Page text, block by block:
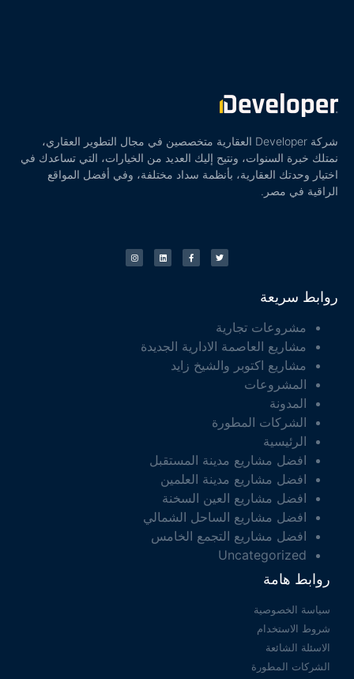
شركة Developer العقارية متخصصين في مجال التطوير العقاري،
نمتلك خبرة السنوات، ونتيح إليك العديد من الخيارات، التي تساعدك في
اختيار وحدتك العقارية، بأنظمة سداد مختلفة، وفي أفضل المواقع
الراقية في مصر.
روابط سريعة
مشروعات تجارية
مشاريع العاصمة الادارية الجديدة
مشاريع اكتوبر والشيخ زايد
المشروعات
المدونة
الشركات المطورة
الرئيسية
افضل مشاريع مدينة المستقبل
افضل مشاريع مدينة العلمين
افضل مشاريع العين السخنة
افضل مشاريع الساحل الشمالي
افضل مشاريع التجمع الخامس
Uncategorized
روابط هامة
سياسة الخصوصية
شروط الاستخدام
الاسئلة الشائعة
الشركات المطورة